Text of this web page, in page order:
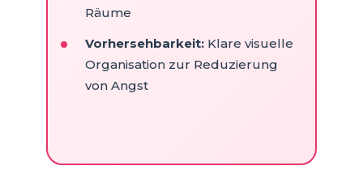
Räume
Vorhersehbarkeit:Klare visuelle
Organisation zur Reduzierung
von Angst